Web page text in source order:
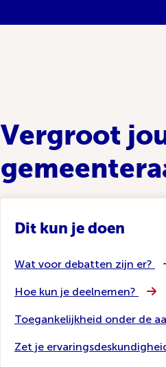
Vergroot
Dit kun je doen
Wat voor debatten zijn er?
Hoe kun je deelnemen?
Toegankelijkheid onder de
Zet je